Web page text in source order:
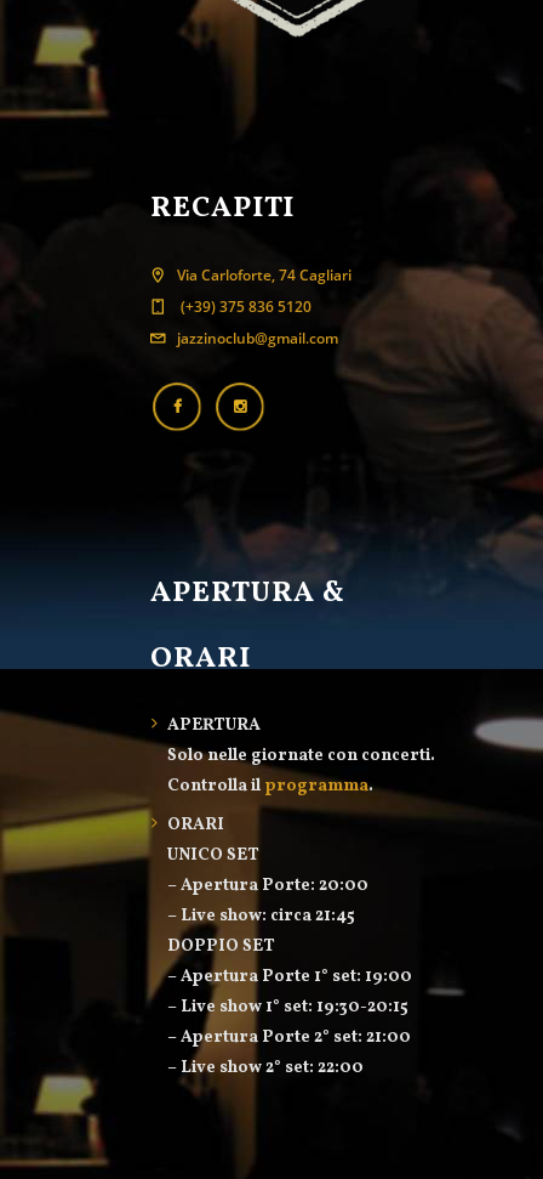
RECAPITI
Via Carloforte, 74 Cagliari
(+39) 375 836 5120
jazzinoclub@gmail.com
APERTURA &
ORARI
APERTURA
Solo nelle giornate con concerti.
Controlla il programma.
ORARI
UNICO SET
– Apertura Porte: 20:00
– Live show: circa 21:45
DOPPIO SET
– Apertura Porte 1° set: 19:00
– Live show 1° set: 19:30-20:15
– Apertura Porte 2° set: 21:00
– Live show 2° set: 22:00